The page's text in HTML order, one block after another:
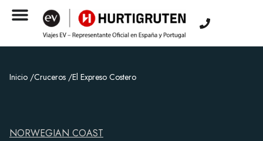
Inicio /Cruceros /El Expreso Costero
NORWEGIAN COAST